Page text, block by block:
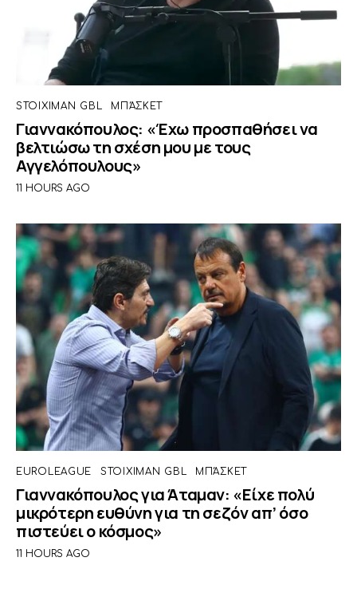
STOIXIMAN GBL ΜΠΆΣΚΕΤ
Γιαννακόπουλος: «Έχω προσπαθήσει να
βελτιώσω τη σχέση μου με τους
Αγγελόπουλους»
11 HOURS AGO
EUROLEAGUE STOIXIMAN GBL ΜΠΆΣΚΕΤ
Γιαννακόπουλος για Άταμαν: «Είχε πολύ
μικρότερη ευθύνη για τη σεζόν απ’ όσο
πιστεύει ο κόσμος»
11 HOURS AGO